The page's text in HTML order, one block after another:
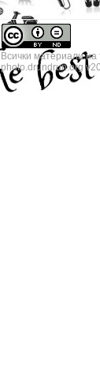
Всички материали
photo.drundrun.org